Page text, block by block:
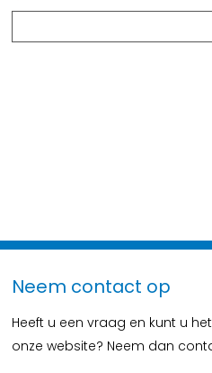
Neem contact op
Heeft u een vraag en kunt u
onze website? Neem dan